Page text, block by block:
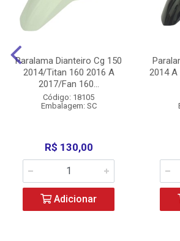
Paralama Dianteiro Cg 150
2014/Titan 160 2016 A
2017/Fan 160...
Código: 18105
Embalagem: SC
R$ 130,00
Adicionar
2014 A